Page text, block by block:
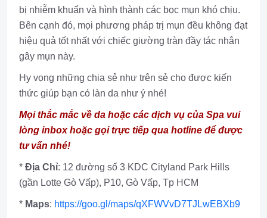
bị nhiễm khuẩn và hình thành các bọc mụn khó chịu.
Bên cạnh đó, mọi phương pháp trị mụn đều không đạt
hiệu quả tốt nhất với chiếc giường tràn đầy tác nhân
gây mụn này.
Hy vọng những chia sẻ như trên sẻ cho được kiến
thức giúp bạn có làn da như ý nhé!
Mọi thắc mắc về da hoặc các dịch vụ của Spa vui
lòng inbox hoặc gọi trực tiếp qua hotline để được
tư vấn nhé!
* Địa Chỉ: 12 đường số 3 KDC Cityland Park Hills
(gần Lotte Gò Vấp), P10, Gò Vấp, Tp HCM
* Maps: https://goo.gl/maps/qXFWVvD7TJLwEBXb9